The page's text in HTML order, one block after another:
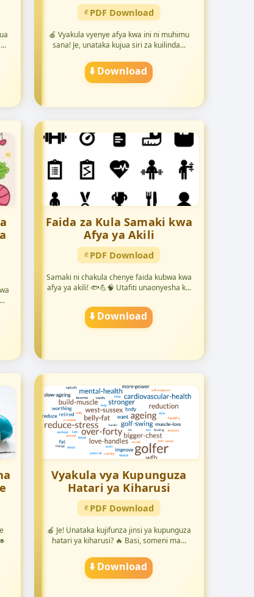
PDF Download
🍎 Vyakula vyenye afya kwa ini ni muhimu
sana! Je, unataka kujua siri za kuilinda...
⬇️ Download
Faida za Kula Samaki kwa
Afya ya Akili
PDF Download
Samaki ni chakula chenye faida kubwa kwa
afya ya akili! 🐟💪🧠 Utafiti unaonyesha k...
⬇️ Download
Vyakula vya Kupunguza
Hatari ya Kiharusi
PDF Download
🍎 Je! Unataka kujifunza jinsi ya kupunguza
hatari ya kiharusi? 🔥 Basi, someni ma...
⬇️ Download